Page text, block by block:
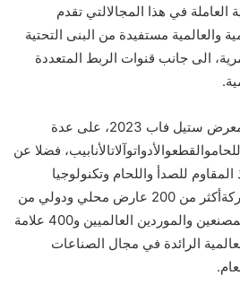
العاملة في هذا المجالالتي تقدم
والعالمية مستفيدة من البنى التحتية
الى جانب قنوات الربط المتعددة
وستركز النسخة الـ 18 من معرض ستيل فاب 2023، على عدة
فضلا عن
للصدأ واللحام وتكنولوجيا
صناعة الصلب، وتشهد مشاركةأكثر من 200 عارض محلي ودولي من
33 دولة يمثلون نخبة من المصنعين والموردين العالميين و400 علامة
الرائدة في مجال الصناعات